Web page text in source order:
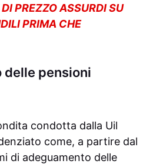
DI PREZZO ASSURDI SU
PRIMA CHE
delle pensioni
condotta dalla Uil
come, a partire dal
di adeguamento delle